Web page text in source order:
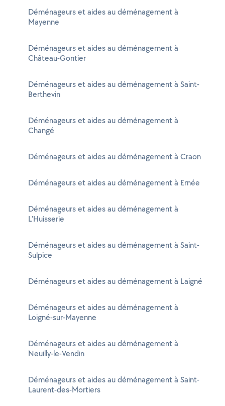
Déménageurs et aides au déménagement à
Mayenne
Déménageurs et aides au déménagement à
Château-Gontier
Déménageurs et aides au déménagement à Saint-
Berthevin
Déménageurs et aides au déménagement à
Changé
Déménageurs et aides au déménagement à Craon
Déménageurs et aides au déménagement à Ernée
Déménageurs et aides au déménagement à
L'Huisserie
Déménageurs et aides au déménagement à Saint-
Sulpice
Déménageurs et aides au déménagement à Laigné
Déménageurs et aides au déménagement à
Loigné-sur-Mayenne
Déménageurs et aides au déménagement à
Neuilly-le-Vendin
Déménageurs et aides au déménagement à Saint-
Laurent-des-Mortiers